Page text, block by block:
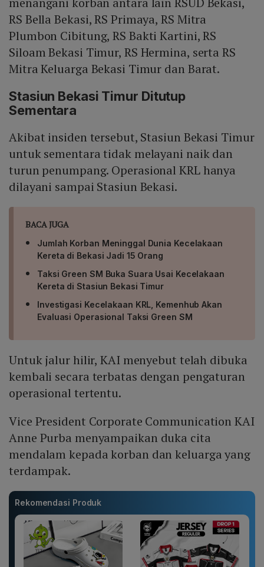
RS Bella Bekasi, RS Primaya, RS Mitra
Plumbon Cibitung, RS Bakti Kartini, RS
Siloam Bekasi Timur, RS Hermina, serta RS
Mitra Keluarga Bekasi Timur dan Barat.
Stasiun Bekasi Timur Ditutup
Sementara
Akibat insiden tersebut, Stasiun Bekasi Timur
untuk sementara tidak melayani naik dan
turun penumpang. Operasional KRL hanya
dilayani sampai Stasiun Bekasi.
BACA JUGA
Jumlah Korban Meninggal Dunia Kecelakaan
Kereta di Bekasi Jadi 15 Orang
Taksi Green SM Buka Suara Usai Kecelakaan
Kereta di Stasiun Bekasi Timur
Investigasi Kecelakaan KRL, Kemenhub Akan
Evaluasi Operasional Taksi Green SM
Untuk jalur hilir, KAI menyebut telah dibuka
kembali secara terbatas dengan pengaturan
operasional tertentu.
Vice President Corporate Communication KAI
Anne Purba menyampaikan duka cita
mendalam kepada korban dan keluarga yang
terdampak.
Rekomendasi Produk